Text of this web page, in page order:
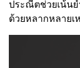
ประณีตช่วยเน้นย้
ด้วยหลากหลาย